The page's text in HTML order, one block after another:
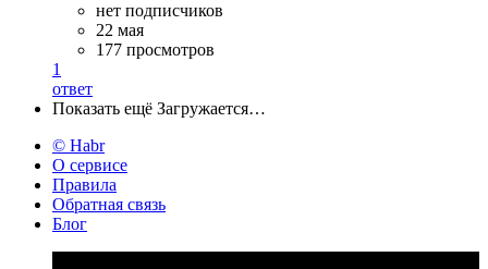
нет подписчиков
22 мая
177 просмотров
1
ответ
Показать ещё Загружается…
© Habr
О сервисе
Правила
Обратная связь
Блог